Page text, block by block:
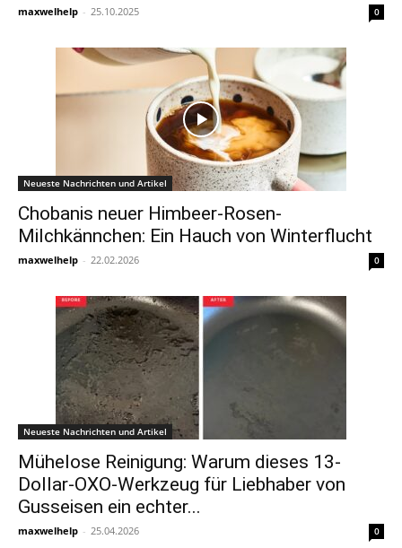
maxwelhelp - 25.10.2025 0
Neueste Nachrichten und Artikel
Chobanis neuer Himbeer-Rosen-
Milchkännchen: Ein Hauch von Winterflucht
maxwelhelp - 22.02.2026 0
Neueste Nachrichten und Artikel
Mühelose Reinigung: Warum dieses 13-
Dollar-OXO-Werkzeug für Liebhaber von
Gusseisen ein echter...
maxwelhelp - 25.04.2026 0